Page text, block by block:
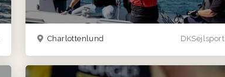
DKSejlsport
Charlottenlund